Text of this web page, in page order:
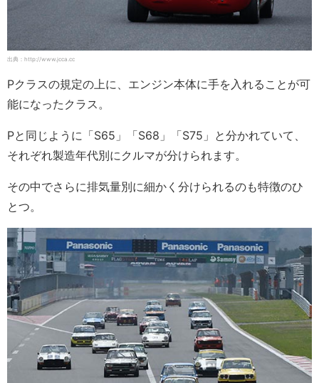
出典：http://www.jcca.cc
Pクラスの規定の上に、エンジン本体に手を入れることが可
能になったクラス。
Pと同じように「S65」「S68」「S75」と分かれていて、
それぞれ製造年代別にクルマが分けられます。
その中でさらに排気量別に細かく分けられるのも特徴のひ
とつ。